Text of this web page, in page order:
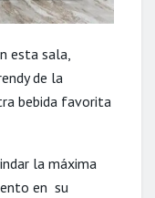
esta sala,
de la
bebida favorita
la máxima
en su